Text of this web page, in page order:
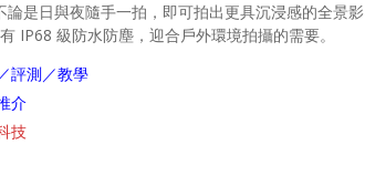
是日與夜隨手一拍，即可拍出更具沉浸感的全景影
IP68 級防水防塵，迎合戶外環境拍攝的需要。
評測／教學
介
技